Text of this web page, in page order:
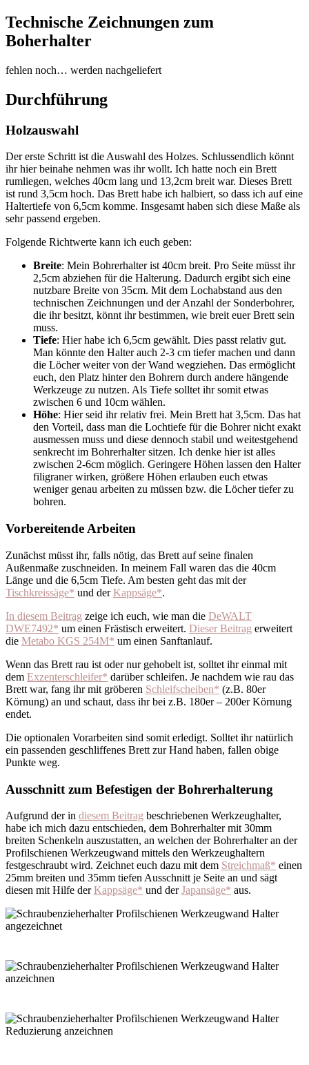
Technische Zeichnungen zum
Boherhalter
fehlen noch… werden nachgeliefert
Durchführung
Holzauswahl
Der erste Schritt ist die Auswahl des Holzes. Schlussendlich könnt
ihr hier beinahe nehmen was ihr wollt. Ich hatte noch ein Brett
rumliegen, welches 40cm lang und 13,2cm breit war. Dieses Brett
ist rund 3,5cm hoch. Das Brett habe ich halbiert, so dass ich auf eine
Haltertiefe von 6,5cm komme. Insgesamt haben sich diese Maße als
sehr passend ergeben.
Folgende Richtwerte kann ich euch geben:
Breite: Mein Bohrerhalter ist 40cm breit. Pro Seite müsst ihr
2,5cm abziehen für die Halterung. Dadurch ergibt sich eine
nutzbare Breite von 35cm. Mit dem Lochabstand aus den
technischen Zeichnungen und der Anzahl der Sonderbohrer,
die ihr besitzt, könnt ihr bestimmen, wie breit euer Brett sein
muss.
Tiefe: Hier habe ich 6,5cm gewählt. Dies passt relativ gut.
Man könnte den Halter auch 2-3 cm tiefer machen und dann
die Löcher weiter von der Wand wegziehen. Das ermöglicht
euch, den Platz hinter den Bohrern durch andere hängende
Werkzeuge zu nutzen. Als Tiefe solltet ihr somit etwas
zwischen 6 und 10cm wählen.
Höhe: Hier seid ihr relativ frei. Mein Brett hat 3,5cm. Das hat
den Vorteil, dass man die Lochtiefe für die Bohrer nicht exakt
ausmessen muss und diese dennoch stabil und weitestgehend
senkrecht im Bohrerhalter sitzen. Ich denke hier ist alles
zwischen 2-6cm möglich. Geringere Höhen lassen den Halter
filigraner wirken, größere Höhen erlauben euch etwas
weniger genau arbeiten zu müssen bzw. die Löcher tiefer zu
bohren.
Vorbereitende Arbeiten
Zunächst müsst ihr, falls nötig, das Brett auf seine finalen
Außenmaße zuschneiden. In meinem Fall waren das die 40cm
Länge und die 6,5cm Tiefe. Am besten geht das mit der
Tischkreissäge* und derKappsäge*.
In diesem Beitrag zeige ich euch, wie man die DeWALT
DWE7492* um einen Frästisch erweitert. Dieser Beitrag erweitert
die Metabo KGS 254M* um einen Sanftanlauf.
Wenn das Brett rau ist oder nur gehobelt ist, solltet ihr einmal mit
dem Exzenterschleifer* darüber schleifen. Je nachdem wie rau das
Brett war, fang ihr mit gröberen Schleifscheiben* (z.B. 80er
Körnung) an und schaut, dass ihr bei z.B. 180er – 200er Körnung
endet.
Die optionalen Vorarbeiten sind somit erledigt. Solltet ihr natürlich
ein passenden geschliffenes Brett zur Hand haben, fallen obige
Punkte weg.
Ausschnitt zum Befestigen der Bohrerhalterung
Aufgrund der in diesem Beitrag beschriebenen Werkzeughalter,
habe ich mich dazu entschieden, dem Bohrerhaltermit 30mm
breiten Schenkeln auszustatten, an welchen derBohrerhalteran der
Profilschienen Werkzeugwand mittels den Werkzeughaltern
festgeschraubt wird. Zeichnet euch dazu mit dem Streichmaß* einen
25mm breiten und 35mm tiefen Ausschnitt je Seite an und sägt
diesen mit Hilfe derKappsäge* und derJapansäge* aus.